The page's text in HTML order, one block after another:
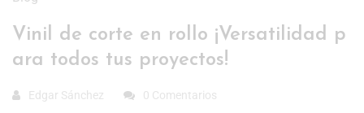
Vinil de corte en rollo ¡Versatilidad p
ara todos tus proyectos!
Edgar Sánchez 0 Comentarios